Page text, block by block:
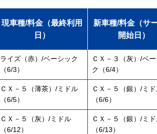
現車種/料金（最終利用
日）
新車種/料金（サ
開始日）
ライズ（赤）/ベーシック
（6/3）
ＣＸ－３（灰）/ベー
ク（6/4）
ＣＸ－５（薄茶）/ミドル
（6/5）
ＣＸ－５（銀）/ミ
（6/6）
ＣＸ－５（灰）/ミドル
（6/12）
ＣＸ－５（銀）/ミ
（6/13）